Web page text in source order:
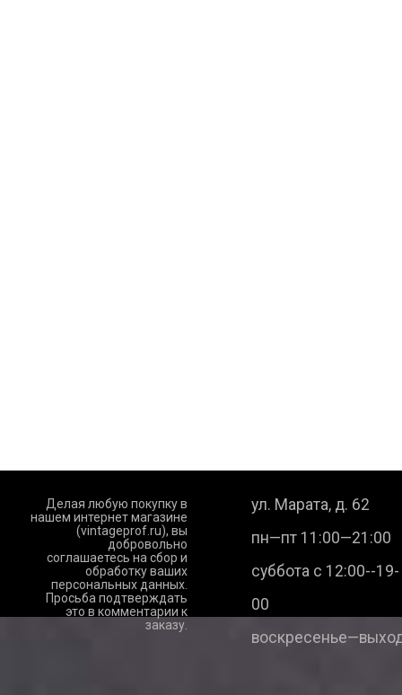
Делая любую покупку в
нашем интернет магазине
(vintageprof.ru), вы
добровольно
соглашаетесь на сбор и
обработку ваших
персональных данных.
Просьба подтверждать
это в комментарии к
заказу.
ул. Марата, д. 62
пн—пт 11:00—21:00
суббота с 12:00--19-
00